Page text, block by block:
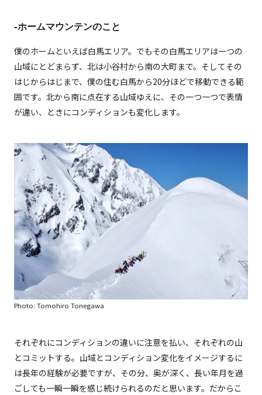
-ホームマウンテンのこと
僕のホームといえば白馬エリア。でもその白馬エリアは一つの
山域にとどまらず、北は小谷村から南の大町まで。そしてその
はじからはじまで、僕の住む白馬から20分ほどで移動できる範
囲です。北から南に点在する山域ゆえに、その一つ一つで表情
が違い、ときにコンディションも変化します。
Photo: Tomohiro Tonegawa
それぞれにコンディションの違いに注意を払い、それぞれの山
とコミットする。山域とコンディション変化をイメージするに
は長年の経験が必要ですが、その分、奥が深く、長い年月を過
ごしても一瞬一瞬を感じ続けられるのだと思います。だからこ